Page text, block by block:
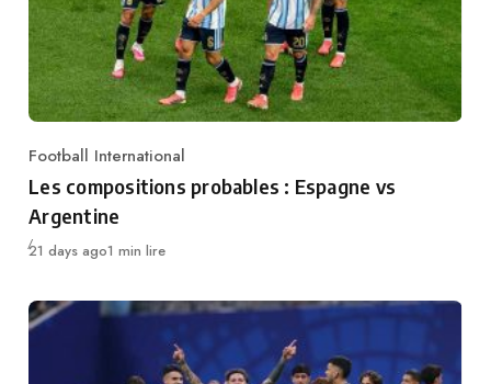
Category
Football International
Les compositions probables : Espagne vs
Argentine
Publié
21 days ago1 min lire